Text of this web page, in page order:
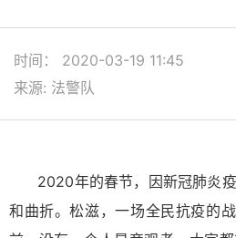
时间： 2020-03-19 11:45
来源: 法警队
2020年的春节，因新冠肺炎疫
和曲折。松滋，一场全民抗疫的